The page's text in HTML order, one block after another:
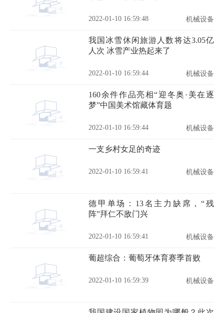
2022-01-10 16:59:48 机械设备
我国冰雪休闲旅游人数将达3.05亿
人次 冰雪产业热起来了
2022-01-10 16:59:44 机械设备
160余件作品亮相“迎冬奥·美在逐
梦”中国美术馆藏体育题
2022-01-10 16:59:44 机械设备
一支乡村女足的奇迹
2022-01-10 16:59:41 机械设备
德甲单场：13名主力缺席，“残
阵”拜仁不敌门兴
2022-01-10 16:59:41 机械设备
葡超综合：葡萄牙体育赛季首败
2022-01-10 16:59:39 机械设备